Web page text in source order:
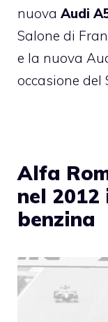
nuova Audi
Salone di
e la nuova
occasione del
Alfa
nel
benzina